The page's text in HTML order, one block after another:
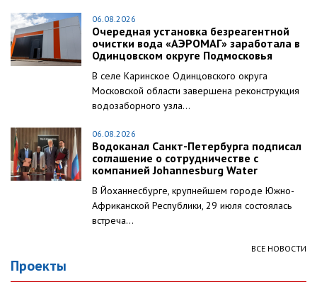
06.08.2026
Очередная установка безреагентной
очистки вода «АЭРОМАГ» заработала в
Одинцовском округе Подмосковья
В селе Каринское Одинцовского округа
Московской области завершена реконструкция
водозаборного узла...
06.08.2026
Водоканал Санкт-Петербурга подписал
соглашение о сотрудничестве с
компанией Johannesburg Water
В Йоханнесбурге, крупнейшем городе Южно-
Африканской Республики, 29 июля состоялась
встреча...
ВСЕ НОВОСТИ
Проекты